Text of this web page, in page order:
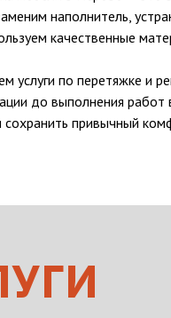
наполнитель,
качественные
услуги по перетяжке и
до выполнения
сохранить привычный